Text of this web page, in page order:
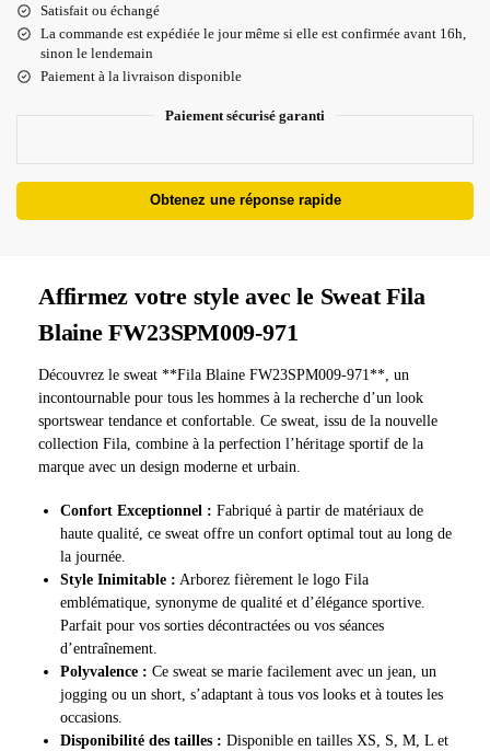
Satisfait ou échangé
La commande est expédiée le jour même si elle est confirmée avant 16h,
sinon le lendemain
Paiement à la livraison disponible
Paiement sécurisé garanti
Obtenez une réponse rapide
Affirmez votre style avec le Sweat Fila
Blaine FW23SPM009-971
Découvrez le sweat **Fila Blaine FW23SPM009-971**, un
incontournable pour tous les hommes à la recherche d’un look
sportswear tendance et confortable. Ce sweat, issu de la nouvelle
collection Fila, combine à la perfection l’héritage sportif de la
marque avec un design moderne et urbain.
Confort Exceptionnel : Fabriqué à partir de matériaux de
haute qualité, ce sweat offre un confort optimal tout au long de
la journée.
Style Inimitable : Arborez fièrement le logo Fila
emblématique, synonyme de qualité et d’élégance sportive.
Parfait pour vos sorties décontractées ou vos séances
d’entraînement.
Polyvalence : Ce sweat se marie facilement avec un jean, un
jogging ou un short, s’adaptant à tous vos looks et à toutes les
occasions.
Disponibilité des tailles : Disponible en tailles XS, S, M, L et